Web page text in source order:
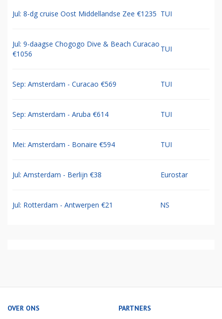
Jul: 8-dg cruise Oost Middellandse Zee €1235 TUI
Jul: 9-daagse Chogogo Dive & Beach Curacao
€1056
TUI
Sep: Amsterdam - Curacao €569 TUI
Sep: Amsterdam - Aruba €614 TUI
Mei: Amsterdam - Bonaire €594 TUI
Jul: Amsterdam - Berlijn €38 Eurostar
Jul: Rotterdam - Antwerpen €21 NS
OVER ONS PARTNERS